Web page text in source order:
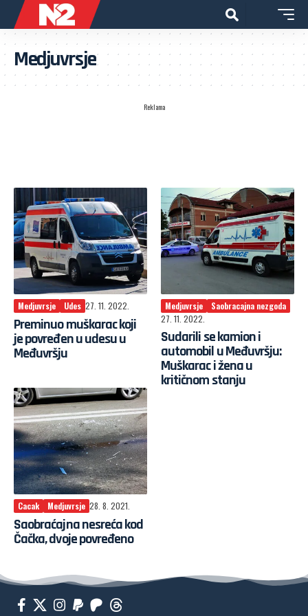
Medjuvrsje
Reklama
Medjuvrsje Udes 27. 11. 2022.
Preminuo muškarac koji
je povređen u udesu u
Međuvršju
Medjuvrsje
Saobracajna nezgoda
27. 11. 2022.
Sudarili se kamion i
automobil u Međuvršju:
Muškarac i žena u
kritičnom stanju
Cacak Medjuvrsje 28. 8. 2021.
Saobraćajna nesreća kod
Čačka, dvoje povređeno